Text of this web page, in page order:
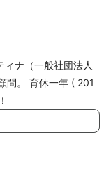
ナ（一般社団法人
問。 育休一年 ( 201